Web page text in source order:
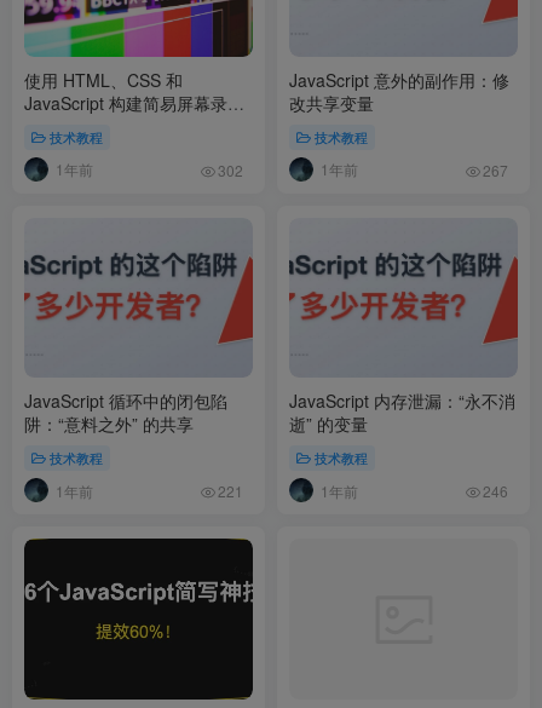
使用 HTML、CSS 和
JavaScript 构建简易屏幕录像
技术教程
1年前 302
JavaScript 意外的副作用：修
改共享变量
技术教程
1年前 267
JavaScript 循环中的闭包陷
阱：“意料之外” 的共享
技术教程
1年前 221
JavaScript 内存泄漏：“永不消
逝” 的变量
技术教程
1年前 246